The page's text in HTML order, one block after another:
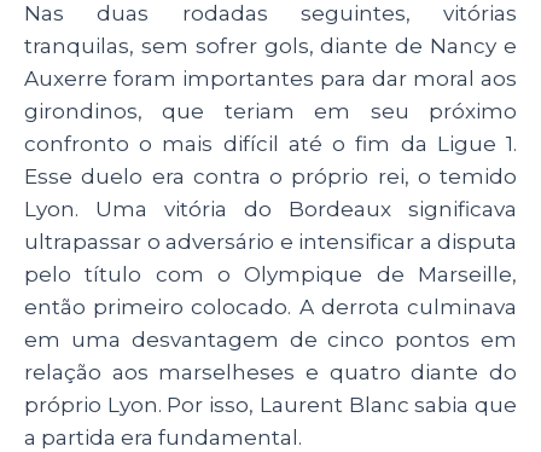
Nas duas rodadas seguintes, vitórias
tranquilas, sem sofrer gols, diante de Nancy e
Auxerre foram importantes para dar moral aos
girondinos, que teriam em seu próximo
confronto o mais difícil até o fim da Ligue 1.
Esse duelo era contra o próprio rei, o temido
Lyon. Uma vitória do Bordeaux significava
ultrapassar o adversário e intensificar a disputa
pelo título com o Olympique de Marseille,
então primeiro colocado. A derrota culminava
em uma desvantagem de cinco pontos em
relação aos marselheses e quatro diante do
próprio Lyon. Por isso, Laurent Blanc sabia que
a partida era fundamental.